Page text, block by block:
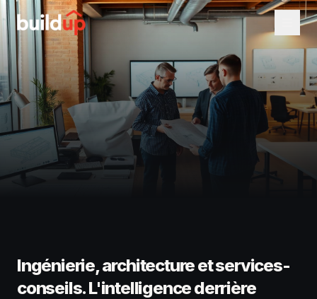
Ingénierie, architecture et services-
conseils. L'intelligence derrière